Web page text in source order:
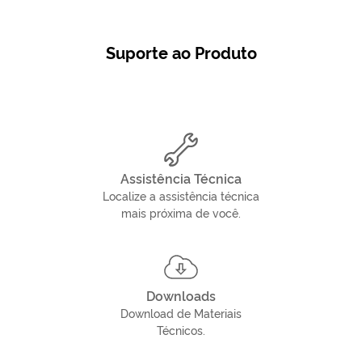
Suporte ao Produto
Assistência Técnica
Localize a assistência técnica
mais próxima de você.
Downloads
Download de Materiais
Técnicos.